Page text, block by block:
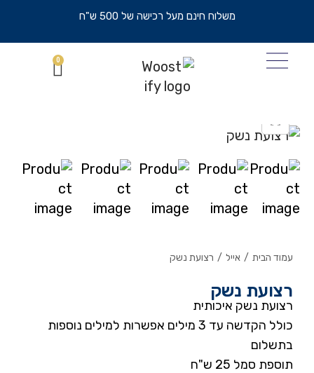
משלוח חינם מעל רכישה של 500 ש"ח
0
עמוד הבית / אייל / רצועת נשק
רצועת נשק
רצועת נשק איכותית
כולל הקדשה עד 3 מילים אפשרות למילים נוספות
בתשלום
תוספת סמל 25 ש"ח